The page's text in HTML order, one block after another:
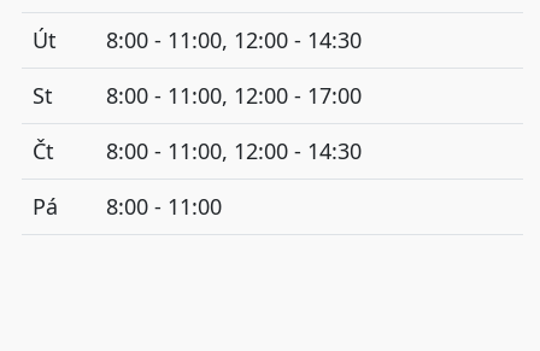
Út
8:00 - 11:00, 12:00 - 14:30
St
8:00 - 11:00, 12:00 - 17:00
Čt
8:00 - 11:00, 12:00 - 14:30
Pá
8:00 - 11:00